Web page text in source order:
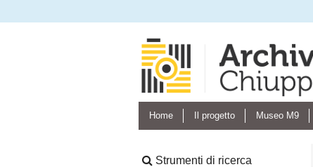
Home Il progetto Museo M9
Strumenti di ricerca